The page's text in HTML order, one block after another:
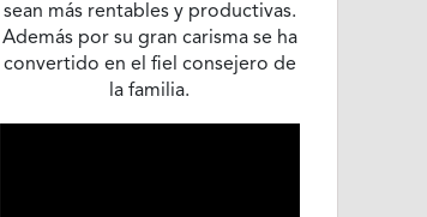
sean más rentables y productivas.
Además por su gran carisma se ha
convertido en el fiel consejero de
la familia.